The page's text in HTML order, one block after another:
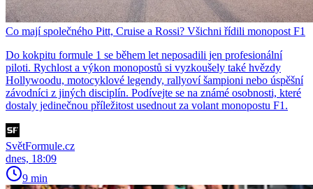
Co mají společného Pitt, Cruise a Rossi? Všichni řídili monopost F1
Do kokpitu formule 1 se během let neposadili jen profesionální
piloti. Rychlost a výkon monopostů si vyzkoušely také hvězdy
Hollywoodu, motocyklové legendy, rallyoví šampioni nebo úspěšní
závodníci z jiných disciplín. Podívejte se na známé osobnosti, které
dostaly jedinečnou příležitost usednout za volant monopostu F1.
SvětFormule.cz
dnes, 18:09
9 min